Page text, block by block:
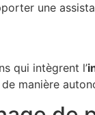
une
qui intègrent l’
manière